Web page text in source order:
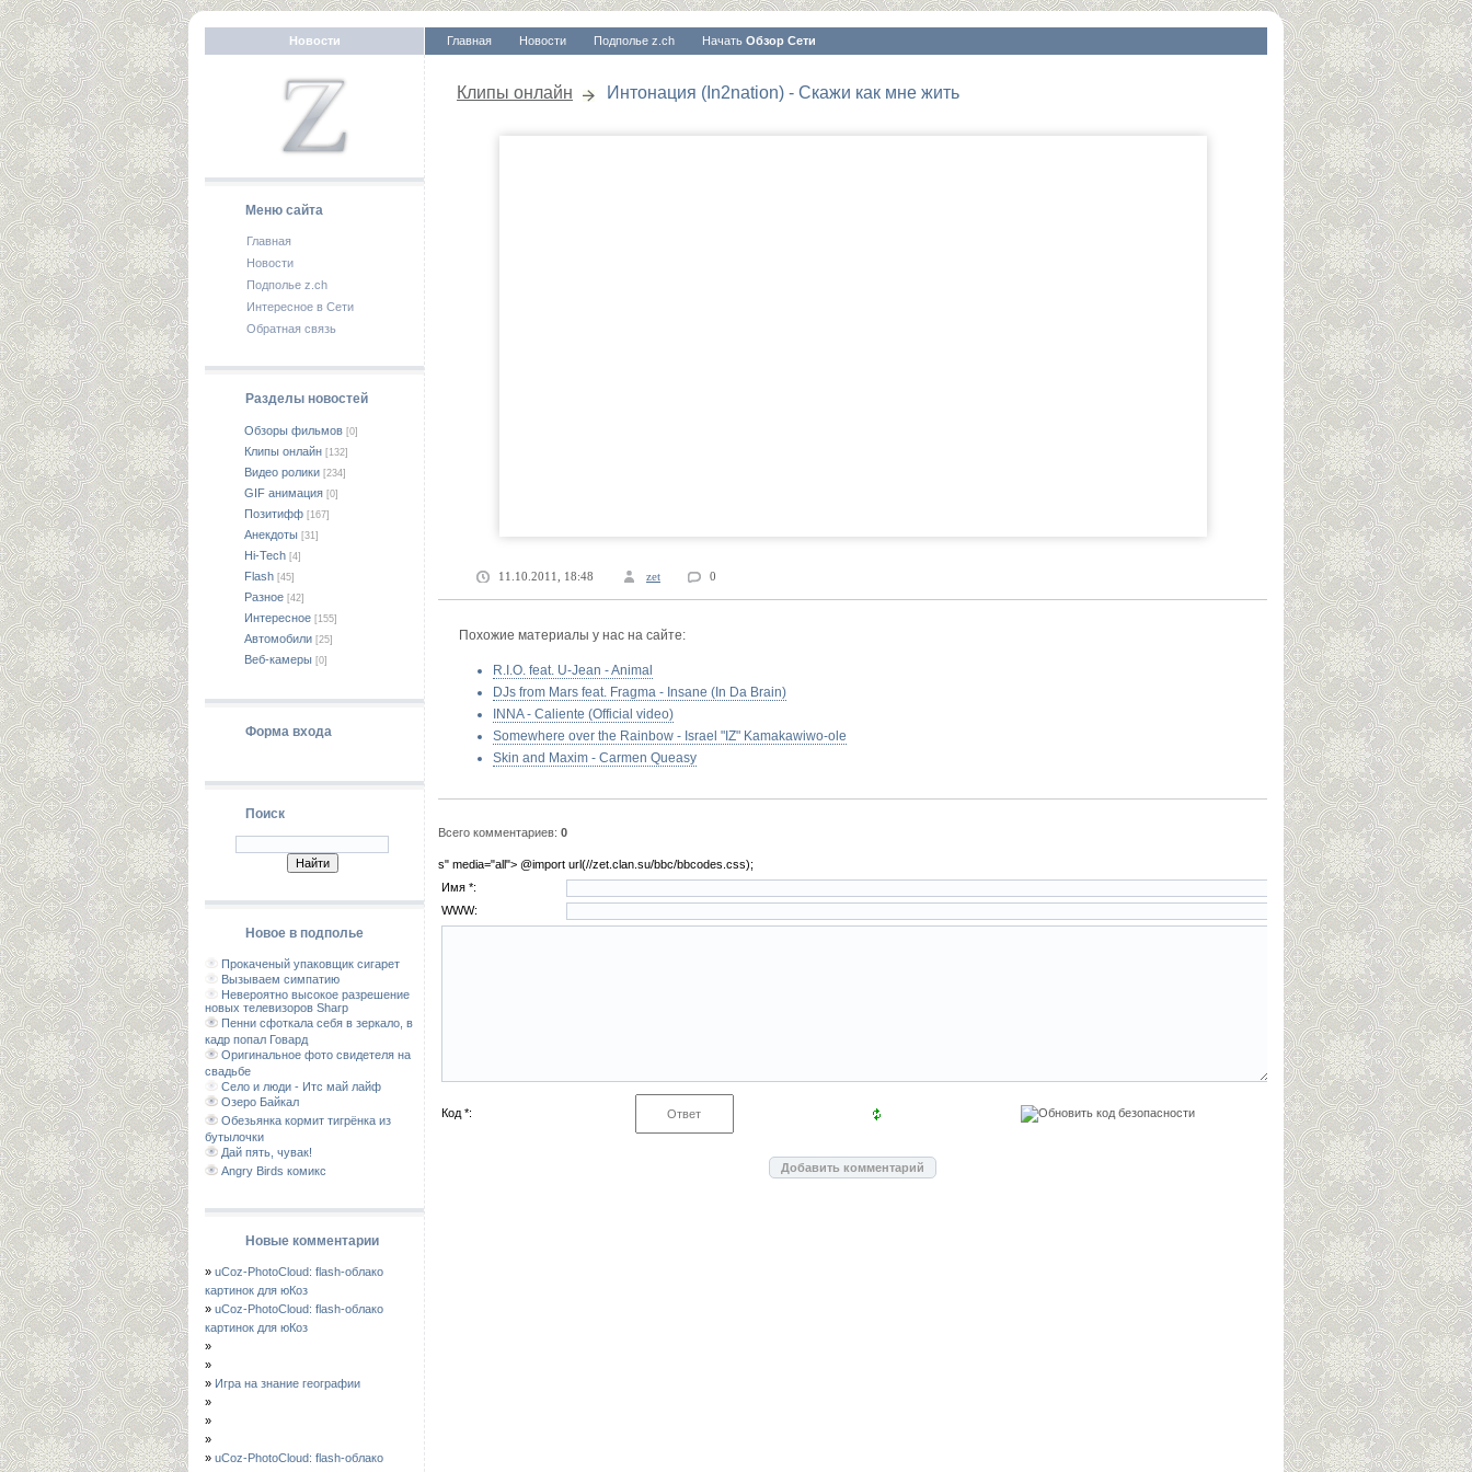
Новости Главная Новости Подполье z.ch Начать Обзор Сети
Клипы онлайн Интонация (In2nation) - Скажи как мне жить
11.10.2011, 18:48 zet 0
Похожие материалы у нас на сайте:
R.I.O. feat. U-Jean - Animal
DJs from Mars feat. Fragma - Insane (In Da Brain)
INNA - Caliente (Official video)
Somewhere over the Rainbow - Israel "IZ" Kamakawiwo-ole
Skin and Maxim - Carmen Queasy
Всего комментариев: 0
s" media="all"> @import url(//zet.clan.su/bbc/bbcodes.css);
Имя *:
WWW:
Код *:
Меню сайта
Главная
Новости
Подполье z.ch
Интересное в Сети
Обратная связь
Разделы новостей
Обзоры фильмов [0]
Клипы онлайн [132]
Видео ролики [234]
GIF анимация [0]
Позитифф [167]
Анекдоты [31]
Hi-Tech [4]
Flash [45]
Разное [42]
Интересное [155]
Автомобили [25]
Веб-камеры [0]
Форма входа
Поиск
Новое в подполье
Прокаченый упаковщик сигарет
Вызываем симпатию
Невероятно высокое разрешение
новых телевизоров Sharp
Пенни сфоткала себя в зеркало, в
кадр попал Говард
Оригинальное фото свидетеля на
свадьбе
Село и люди - Итс май лайф
Озеро Байкал
Обезьянка кормит тигрёнка из
бутылочки
Дай пять, чувак!
Angry Birds комикс
Новые комментарии
» uCoz-PhotoCloud: flash-облако
картинок для юКоз
» uCoz-PhotoCloud: flash-облако
картинок для юКоз
»
»
» Игра на знание географии
»
»
»
» uCoz-PhotoCloud: flash-облако